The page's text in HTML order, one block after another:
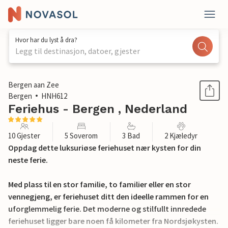
Hvor har du lyst å dra?
Legg til destinasjon, datoer, gjester
1 / 42
Bergen aan Zee
Bergen
HNH612
Feriehus - Bergen , Nederland
10 Gjester 5 Soverom 3 Bad 2 Kjæledyr
Oppdag dette luksuriøse feriehuset nær kysten for din
neste ferie.
Med plass til en stor familie, to familier eller en stor
vennegjeng, er feriehuset ditt den ideelle rammen for en
uforglemmelig ferie. Det moderne og stilfullt innredede
feriehuset ligger bare noen få kilometer fra Nordsjøkysten.